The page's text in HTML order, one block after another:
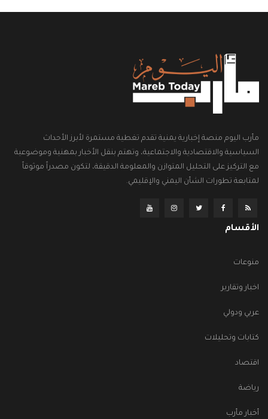
مأرب اليوم منصة إخبارية يمنية تقدم تغطية مستمرة لأبرز الأحداث
السياسية والاقتصادية والاجتماعية، وتهتم بنقل الأخبار بمهنية وموضوعية
مع التركيز على التحليل المتوازن والمعلومة الدقيقة، لتكون مصدراً موثوقاً
لمتابعة تطورات الشأن اليمني والإقليمي.
الأقسام
منوعات
اخبار وتقارير
عربي ودولي
كتابات وتحليلات
اقتصاد
رياضة
أخبار مأرب